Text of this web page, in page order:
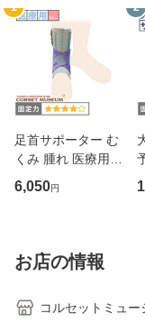
1
足首サポーター む
くみ 腫れ 医療用
アンクルソフト
6,050円
2
お店の情報
コルセットミュー